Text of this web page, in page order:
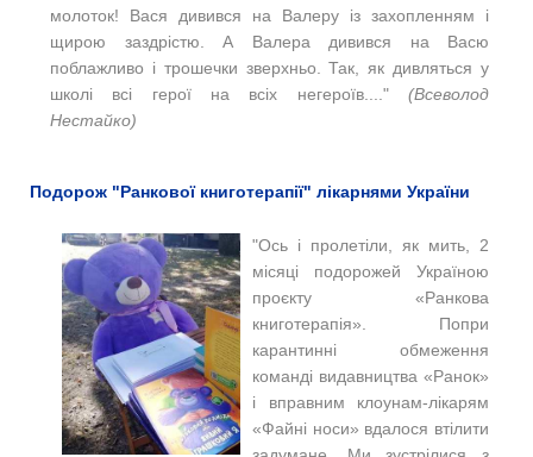
молоток! Вася дивився на Валеру із захопленням і
щирою заздрістю. А Валера дивився на Васю
поблажливо і трошечки зверхньо.Так, як дивляться у
школі всі герої на всіх негероїв...." (Всеволод
Нестайко)
Подорож "Ранкової книготерапії" лікарнями України
"Ось і пролетіли, як мить, 2
місяці подорожей Україною
проєкту «Ранкова
книготерапія». Попри
карантинні обмеження
команді видавництва «Ранок»
і вправним клоунам-лікарям
«Файні носи» вдалося втілити